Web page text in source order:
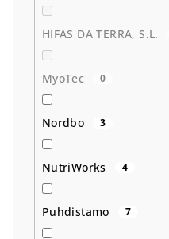
HIFAS DA TERRA, S.L.
MyoTec 0
Nordbo 3
NutriWorks 4
Puhdistamo 7